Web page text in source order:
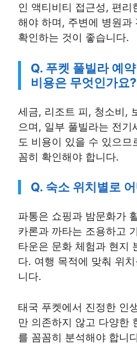
인 액티비티 접근성, 편리
해야 하며, 주변에 병원과
확인하는 것이 좋습니다.
Q. 푸켓 풀빌라 예
비용은 무엇인가요?
세금, 리조트 피, 청소비,
으며, 일부 풀빌라는 전기
도 비용이 있을 수 있으
꼼히 확인해야 합니다.
Q. 숙소 위치별로
파통은 쇼핑과 밤문화가
카론과 까타는 조용하고
타운은 문화 체험과 현지
다. 여행 목적에 맞춰 위
니다.
태국 푸켓에서 진정한 인
만 의존하지 않고 다양한
를 꼼꼼히 분석해야 합니